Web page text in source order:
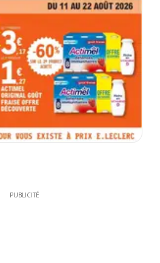
PUBLICITÉ